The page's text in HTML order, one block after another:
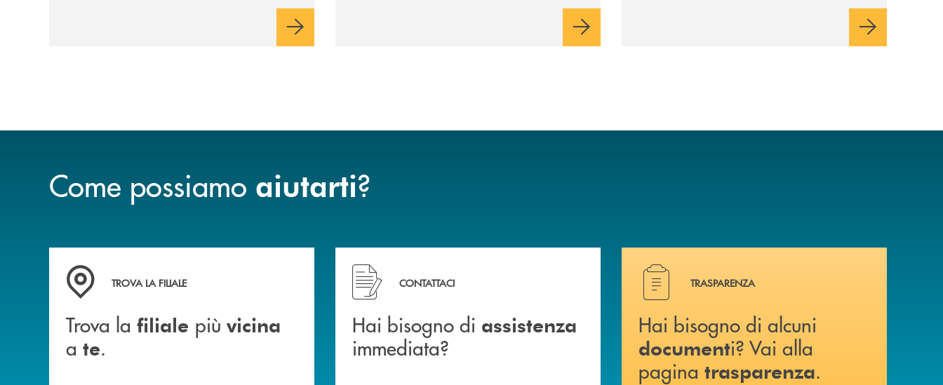
sulla condivisione di valori comuni e sulla
prossimità ai territori, per ampliare l’offerta
Come possiamo aiutarti?
Trova la filiale più vicina a te .
TROVA LA FILIALE
Trova la filiale più vicina
a te.
Hai bisogno di assistenza immediata?
CONTATTACI
Hai bisogno di assistenza
immediata?
Hai bisogno di alcuni document i? Vai alla pagina
TRASPARENZA
Hai bisogno di alcuni
documenti? Vai alla
pagina trasparenza.